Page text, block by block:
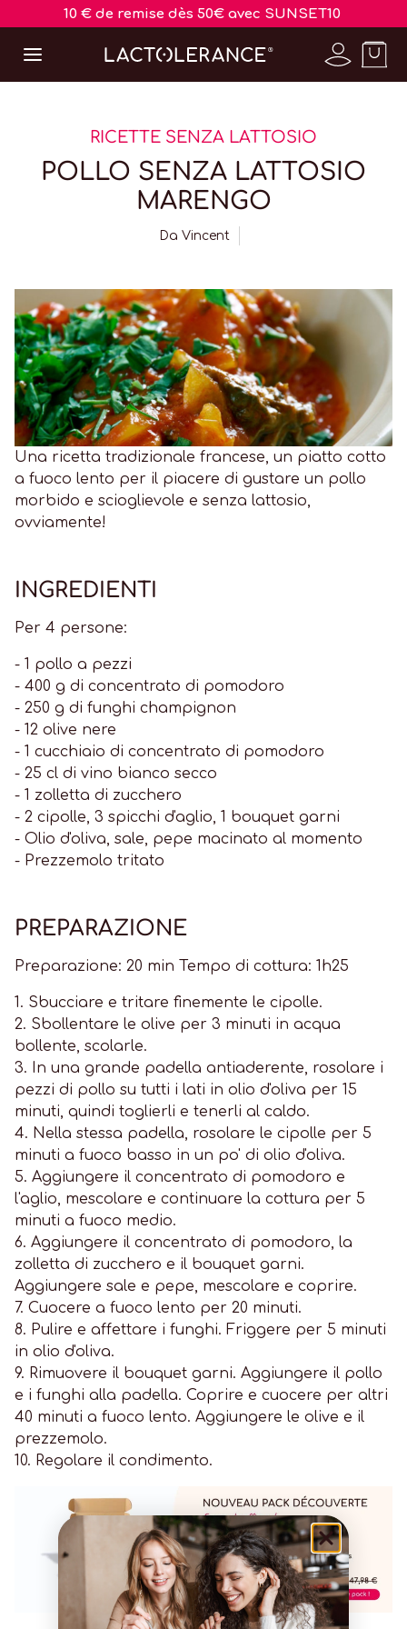
10 € de remise dès 50€ avec SUNSET10
RICETTE SENZA LATTOSIO
POLLO SENZA LATTOSIO
MARENGO
Da Vincent
Una ricetta tradizionale francese, un piatto cotto
a fuoco lento per il piacere di gustare un pollo
morbido e scioglievole e senza lattosio,
ovviamente!
INGREDIENTI
Per 4 persone:
- 1 pollo a pezzi
- 400 g di concentrato di pomodoro
- 250 g di funghi champignon
- 12 olive nere
- 1 cucchiaio di concentrato di pomodoro
- 25 cl di vino bianco secco
- 1 zolletta di zucchero
- 2 cipolle, 3 spicchi d'aglio, 1 bouquet garni
- Olio d'oliva, sale, pepe macinato al momento
- Prezzemolo tritato
PREPARAZIONE
Preparazione: 20 min Tempo di cottura: 1h25
1. Sbucciare e tritare finemente le cipolle.
2. Sbollentare le olive per 3 minuti in acqua
bollente, scolarle.
3. In una grande padella antiaderente, rosolare i
pezzi di pollo su tutti i lati in olio d'oliva per 15
minuti, quindi toglierli e tenerli al caldo.
4. Nella stessa padella, rosolare le cipolle per 5
minuti a fuoco basso in un po' di olio d'oliva.
5. Aggiungere il concentrato di pomodoro e
l'aglio, mescolare e continuare la cottura per 5
minuti a fuoco medio.
6. Aggiungere il concentrato di pomodoro, la
zolletta di zucchero e il bouquet garni.
Aggiungere sale e pepe, mescolare e coprire.
7. Cuocere a fuoco lento per 20 minuti.
8. Pulire e affettare i funghi. Friggere per 5 minuti
in olio d'oliva.
9. Rimuovere il bouquet garni. Aggiungere il pollo
e i funghi alla padella. Coprire e cuocere per altri
40 minuti a fuoco lento. Aggiungere le olive e il
prezzemolo.
10. Regolare il condimento.